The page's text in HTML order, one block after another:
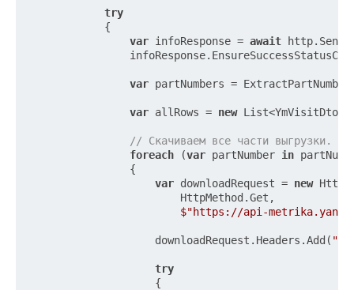
try
            {
var infoResponse = await
var partNumbers =
var allRows = new
// Скачиваем все части выгрузки.
foreach (var partNumber in
                {
var downloadRequest = new
                        HttpMethod.Get,
$"https://api-
                    downloadRequest.Headers.Add(
try
                    {